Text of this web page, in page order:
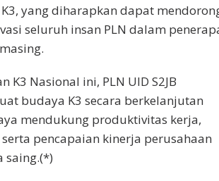
yang diharapkan dapat
seluruh insan PLN dalam
Nasional ini, PLN UID S2JB
budaya K3 secara berkelanjutan
mendukung produktivitas kerja,
pencapaian kinerja perusahaan
saing.(*)